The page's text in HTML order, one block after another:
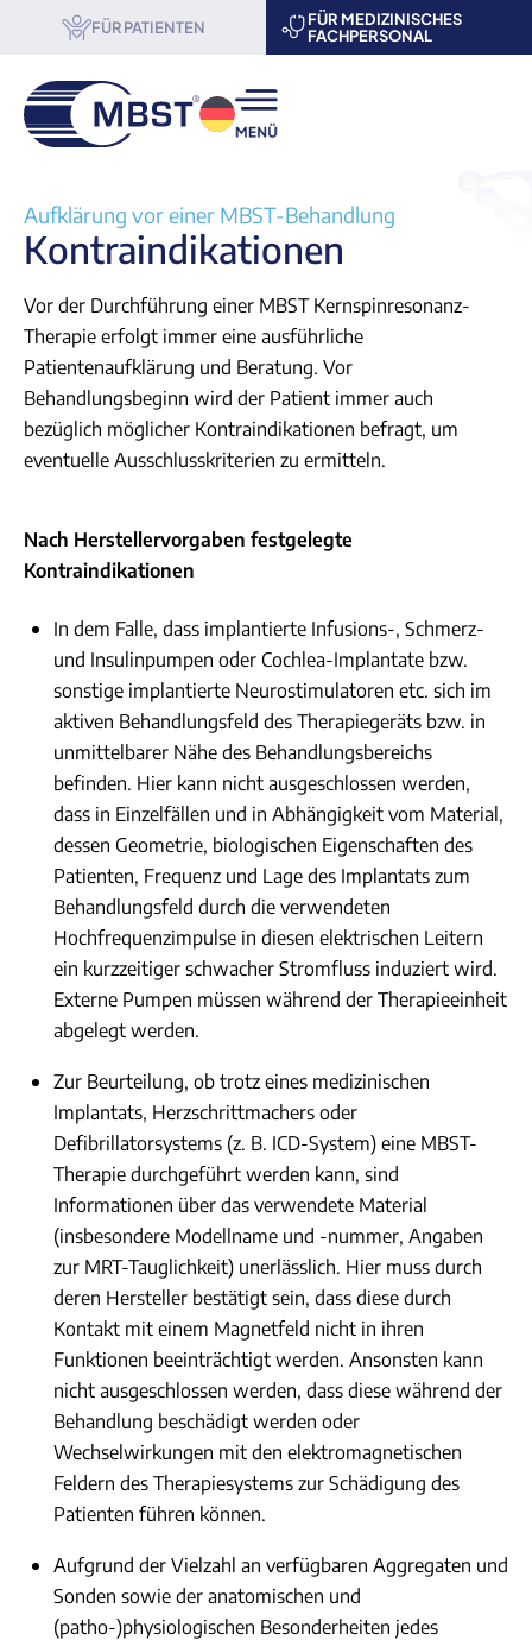
FÜR PATIENTEN
FÜR MEDIZINISCHES
FACHPERSONAL
& Forschung
werden
Aufklärung vor einer MBST-Behandlung
Kontraindikationen
Vor der Durchführung einer MBST Kernspinresonanz-
Therapie erfolgt immer eine ausführliche
Patientenaufklärung und Beratung. Vor
Behandlungsbeginn wird der Patient immer auch
bezüglich möglicher Kontraindikationen befragt, um
eventuelle Ausschlusskriterien zu ermitteln.
Nach Herstellervorgaben festgelegte
Kontraindikationen
In dem Falle, dass implantierte Infusions-, Schmerz-
und Insulinpumpen oder Cochlea-Implantate bzw.
sonstige implantierte Neurostimulatoren etc. sich im
aktiven Behandlungsfeld des Therapiegeräts bzw. in
unmittelbarer Nähe des Behandlungsbereichs
befinden. Hier kann nicht ausgeschlossen werden,
dass in Einzelfällen und in Abhängigkeit vom Material,
dessen Geometrie, biologischen Eigenschaften des
Patienten, Frequenz und Lage des Implantats zum
Behandlungsfeld durch die verwendeten
Hochfrequenzimpulse in diesen elektrischen Leitern
ein kurzzeitiger schwacher Stromfluss induziert wird.
Externe Pumpen müssen während der Therapieeinheit
abgelegt werden.
Zur Beurteilung, ob trotz eines medizinischen
Implantats, Herzschrittmachers oder
Defibrillatorsystems (z. B. ICD-System) eine MBST-
Therapie durchgeführt werden kann, sind
Informationen über das verwendete Material
(insbesondere Modellname und -nummer, Angaben
zur MRT-Tauglichkeit) unerlässlich. Hier muss durch
deren Hersteller bestätigt sein, dass diese durch
Kontakt mit einem Magnetfeld nicht in ihren
Funktionen beeinträchtigt werden. Ansonsten kann
nicht ausgeschlossen werden, dass diese während der
Behandlung beschädigt werden oder
Wechselwirkungen mit den elektromagnetischen
Feldern des Therapiesystems zur Schädigung des
Patienten führen können.
Aufgrund der Vielzahl an verfügbaren Aggregaten und
Sonden sowie der anatomischen und
(patho-)physiologischen Besonderheiten jedes